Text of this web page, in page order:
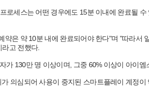
로세스는 어떤 경우에도 15분 이내에 완료될
약은 약 10분 내에 완료되어야 한다"며 "따라
고 전했다.
가 130만 명 이상이며, 그중 60% 이상이 아이
의심되어 사용이 중지된 스마트플레이 계정